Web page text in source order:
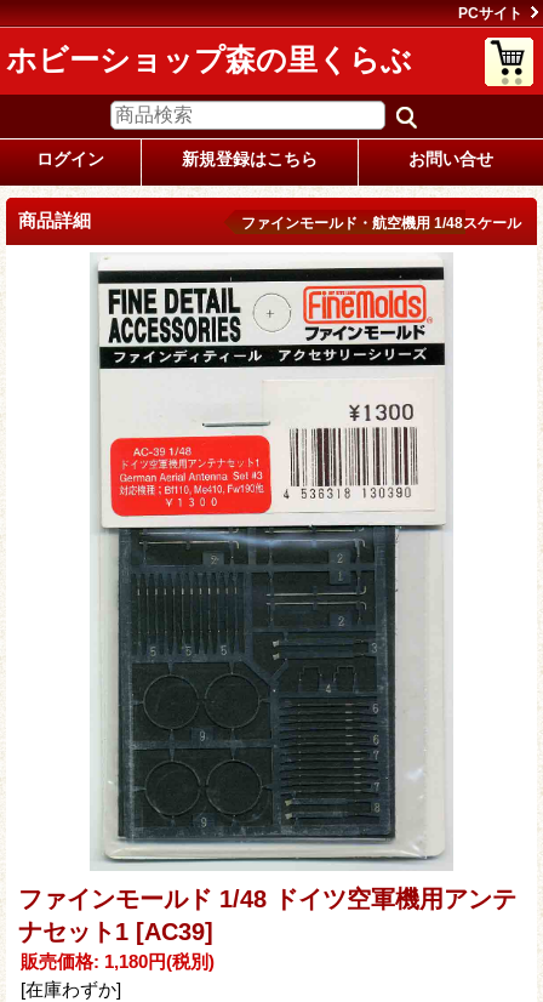
PCサイト
ホビーショップ森の里くらぶ
ログイン 新規登録はこちら お問い合せ
商品詳細 ファインモールド・航空機用 1/48スケール
ファインモールド 1/48 ドイツ空軍機用アンテ
ナセット1 [AC39]
販売価格: 1,180円(税別)
[在庫わずか]